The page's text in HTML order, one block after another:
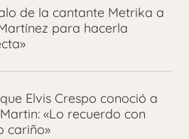
de la cantante Metrika a
para hacerla
Elvis Crespo conoció a
«Lo recuerdo con
cariño»